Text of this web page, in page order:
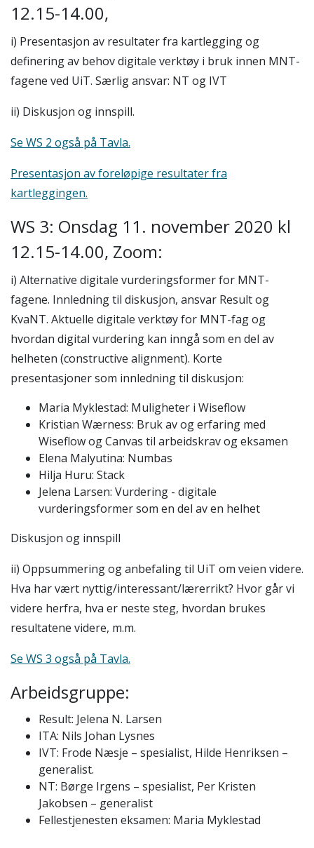
12.15-14.00,
i) Presentasjon av resultater fra kartlegging og
definering av behov digitale verktøy i bruk innen MNT-
fagene ved UiT. Særlig ansvar: NT og IVT
ii) Diskusjon og innspill.
Se WS 2 også på Tavla.
Presentasjon av foreløpige resultater fra
kartleggingen.
WS 3: Onsdag 11. november 2020 kl
12.15-14.00, Zoom:
i) Alternative digitale vurderingsformer for MNT-
fagene. Innledning til diskusjon, ansvar Result og
KvaNT. Aktuelle digitale verktøy for MNT-fag og
hvordan digital vurdering kan inngå som en del av
helheten (constructive alignment). Korte
presentasjoner som innledning til diskusjon:
Maria Myklestad: Muligheter i Wiseflow
Kristian Wærness: Bruk av og erfaring med
Wiseflow og Canvas til arbeidskrav og eksamen
Elena Malyutina: Numbas
Hilja Huru: Stack
Jelena Larsen: Vurdering - digitale
vurderingsformer som en del av en helhet
Diskusjon og innspill
ii) Oppsummering og anbefaling til UiT om veien videre.
Hva har vært nyttig/interessant/lærerrikt? Hvor går vi
videre herfra, hva er neste steg, hvordan brukes
resultatene videre, m.m.
Se WS 3 også på Tavla.
Arbeidsgruppe:
Result: Jelena N. Larsen
ITA: Nils Johan Lysnes
IVT: Frode Næsje – spesialist, Hilde Henriksen –
generalist.
NT: Børge Irgens – spesialist, Per Kristen
Jakobsen – generalist
Fellestjenesten eksamen: Maria Myklestad